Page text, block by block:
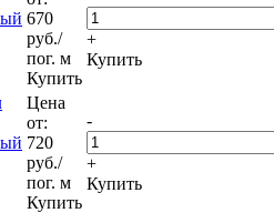
670
руб./
пог. м
Купить
+
Купить
Цена
от:
720
руб./
пог. м
Купить
-
+
Купить